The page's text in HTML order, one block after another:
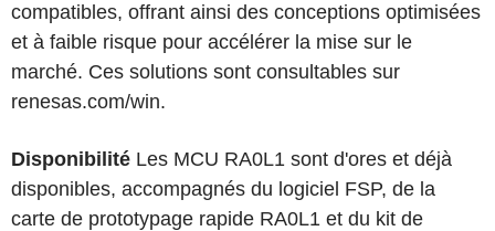
compatibles, offrant ainsi des conceptions optimisées
et à faible risque pour accélérer la mise sur le
marché. Ces solutions sont consultables sur
renesas.com/win.
Disponibilité Les MCU RA0L1 sont d'ores et déjà
disponibles, accompagnés du logiciel FSP, de la
carte de prototypage rapide RA0L1 et du kit de